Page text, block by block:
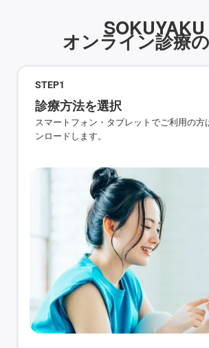
SOKUYAKU
オンライン診療
STEP1
診療方法を選択
スマートフォン・タブレットでご利用の方
ンロードします。